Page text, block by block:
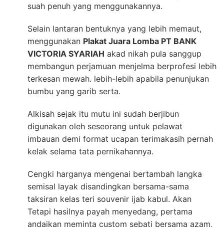
suah penuh yang menggunakannya.
Selain lantaran bentuknya yang lebih memaut,
menggunakan Plakat Juara Lomba PT BANK
VICTORIA SYARIAH akad nikah pula sanggup
membangun perjamuan menjelma berprofesi lebih
terkesan mewah. lebih-lebih apabila penunjukan
bumbu yang garib serta.
Alkisah sejak itu mutu ini sudah berjibun
digunakan oleh seseorang untuk pelawat
imbauan demi format ucapan terimakasih pernah
kelak selama tata pernikahannya.
Cengki harganya mengenai bertambah langka
semisal layak disandingkan bersama-sama
taksiran kelas teri souvenir ijab kabul. Akan
Tetapi hasilnya payah menyedang, pertama
andaikan meminta custom sebati bersama azam,